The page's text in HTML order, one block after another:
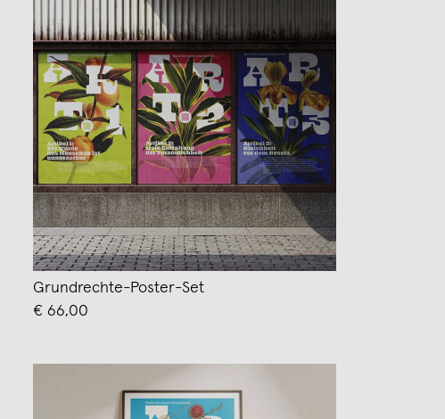
Grundrechte-Poster-Set
€ 66,00